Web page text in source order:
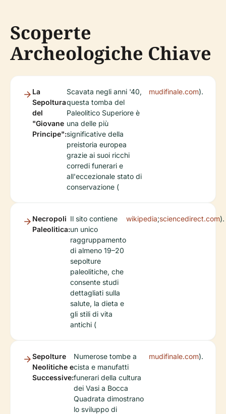
Scoperte
Archeologiche Chiave
La
Sepoltura
del
"Giovane
Principe":
Scavata negli anni '40,
questa tomba del
Paleolitico Superiore è
una delle più
significative della
preistoria europea
grazie ai suoi ricchi
corredi funerari e
all'eccezionale stato di
conservazione (
mudifinale.com).
Necropoli
Paleolitica:
Il sito contiene
un unico
raggruppamento
di almeno 19–20
sepolture
paleolitiche, che
consente studi
dettagliati sulla
salute, la dieta e
gli stili di vita
antichi (
wikipedia;sciencedirect.com).
Sepolture
Neolitiche e
Successive:
Numerose tombe a
cista e manufatti
funerari della cultura
dei Vasi a Bocca
Quadrata dimostrano
lo sviluppo di
mudifinale.com).